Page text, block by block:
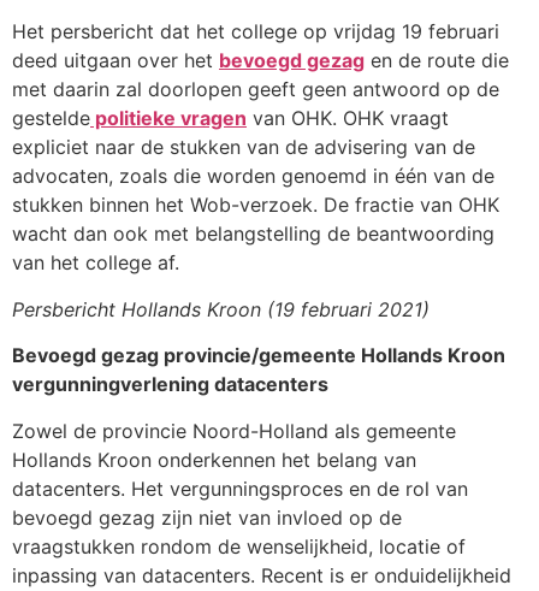
Het persbericht dat het college op vrijdag 19 februari
deed uitgaan over het bevoegd gezag en de route die
met daarin zal doorlopen geeft geen antwoord op de
gestelde politieke vragen van OHK. OHK vraagt
expliciet naar de stukken van de advisering van de
advocaten, zoals die worden genoemd in één van de
stukken binnen het Wob-verzoek. De fractie van OHK
wacht dan ook met belangstelling de beantwoording
van het college af.
Persbericht Hollands Kroon (19 februari 2021)
Bevoegd gezag provincie/gemeente Hollands Kroon
vergunningverlening datacenters
Zowel de provincie Noord-Holland als gemeente
Hollands Kroon onderkennen het belang van
datacenters. Het vergunningsproces en de rol van
bevoegd gezag zijn niet van invloed op de
vraagstukken rondom de wenselijkheid, locatie of
inpassing van datacenters. Recent is er onduidelijkheid